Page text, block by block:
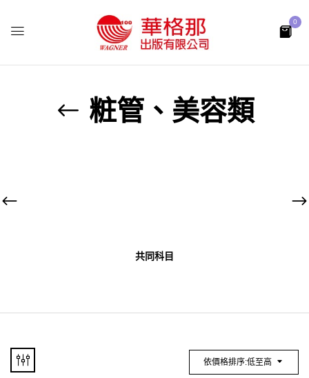
0
粧管、美容類
共同科目
依價格排序:低至高